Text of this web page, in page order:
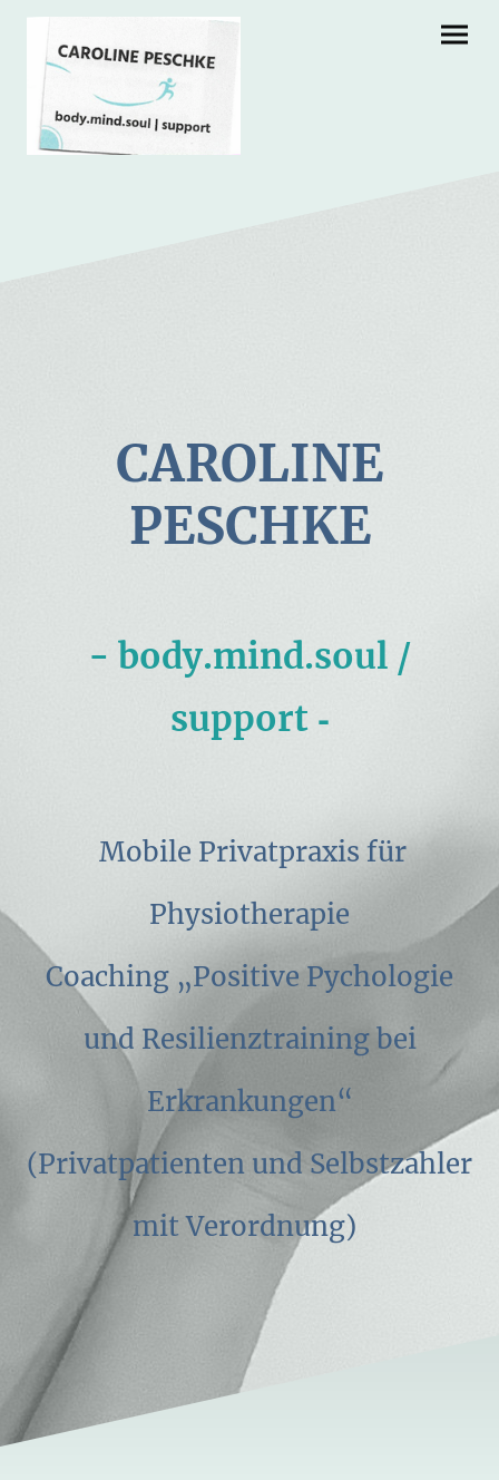
CAROLINE
PESCHKE
- body.mind.soul /
support-
Mobile Privatpraxis für
Physiotherapie
Coaching „Positive Pychologie
und Resilienztraining bei
Erkrankungen“
(Privatpatienten und Selbstzahler
mit Verordnung)